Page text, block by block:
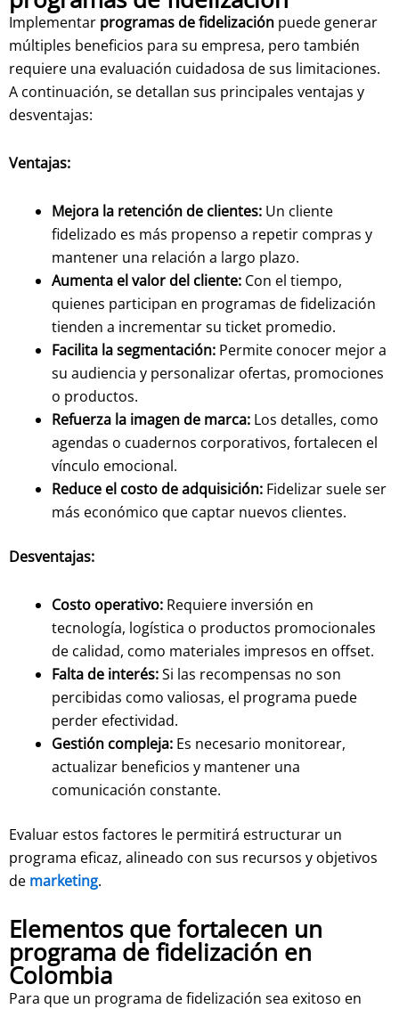
Implementar programas de fidelización puede generar
múltiples beneficios para su empresa, pero también
requiere una evaluación cuidadosa de sus limitaciones.
A continuación, se detallan sus principales ventajas y
desventajas:
Ventajas:
Mejora la retención de clientes: Un cliente
fidelizado es más propenso a repetir compras y
mantener una relación a largo plazo.
Aumenta el valor del cliente: Con el tiempo,
quienes participan en programas de fidelización
tienden a incrementar su ticket promedio.
Facilita la segmentación: Permite conocer mejor a
su audiencia y personalizar ofertas, promociones
o productos.
Refuerza la imagen de marca: Los detalles, como
agendas o cuadernos corporativos, fortalecen el
vínculo emocional.
Reduce el costo de adquisición: Fidelizar suele ser
más económico que captar nuevos clientes.
Desventajas:
Costo operativo: Requiere inversión en
tecnología, logística o productos promocionales
de calidad, como materiales impresos en offset.
Falta de interés:Si las recompensas no son
percibidas como valiosas, el programa puede
perder efectividad.
Gestión compleja: Es necesario monitorear,
actualizar beneficios y mantener una
comunicación constante.
Evaluar estos factores le permitirá estructurar un
programa eficaz, alineado con sus recursos y objetivos
de marketing.
Elementos que fortalecen un
programa de fidelización en
Colombia
Para que un programa de fidelización sea exitoso en